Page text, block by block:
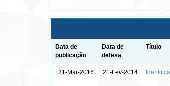
Data de
publicação
Data de
defesa
Título
21-Mar-2016 21-Fev-2014